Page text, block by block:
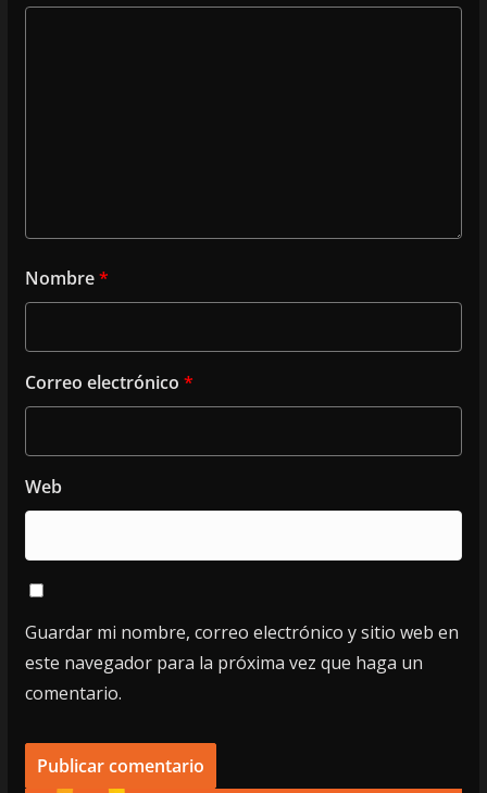
Nombre*
Correo electrónico *
Web
Guardar mi nombre, correo electrónico y sitio web en
este navegador para la próxima vez que haga un
comentario.